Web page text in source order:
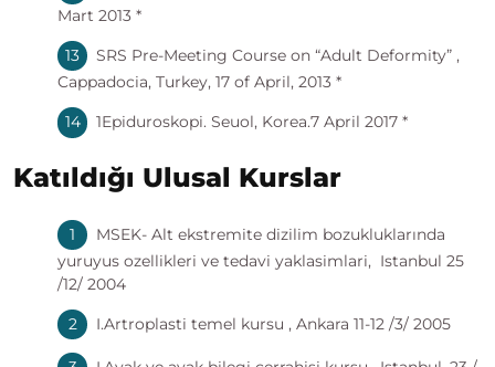
Mart 2013 *
SRS Pre-Meeting Course on “Adult Deformity” ,
Cappadocia, Turkey, 17 of April, 2013 *
1Epiduroskopi. Seuol, Korea.7 April 2017 *
Katıldığı Ulusal Kurslar
MSEK- Alt ekstremite dizilim bozukluklarında
yuruyus ozellikleri ve tedavi yaklasimlari, Istanbul 25
/12/ 2004
I.Artroplasti temel kursu , Ankara 11-12 /3/ 2005